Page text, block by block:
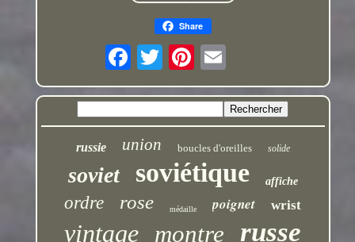
Share
russie union boucles d'oreilles solide
soviet soviétique affiche
ordre rose médaille poignet wrist
vintage montre russe